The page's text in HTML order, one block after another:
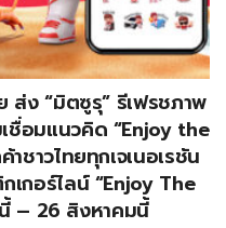
ส่ง “มิตซูรุ” รีเฟรชภาพ
อมแนวคิด “Enjoy the
ชาวไทยทุกเจเนอเรชัน
กอร์ไลน์ “Enjoy The
– 26 สิงหาคมนี้